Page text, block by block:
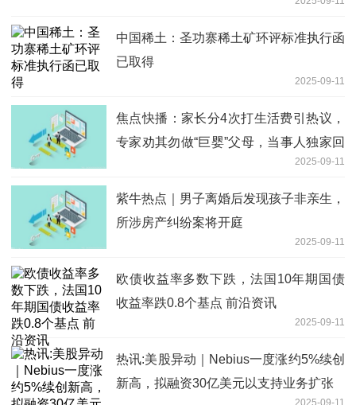
中国稀土：圣功寨稀土矿环评标准执行函
已取得
2025-09-11
焦点快播：家长分4次打生活费引热议，
专家劝其勿做“巨婴”父母，当事人独家回
应：非管控，是对女儿首次离家远行的牵
挂
2025-09-11
紫牛热点｜男子离婚后发现孩子非亲生，
所涉房产纠纷案将开庭
2025-09-11
欧债收益率多数下跌，法国10年期国债
收益率跌0.8个基点 前沿资讯
2025-09-11
热讯:美股异动｜Nebius一度涨约5%续创
新高，拟融资30亿美元以支持业务扩张
2025-09-11